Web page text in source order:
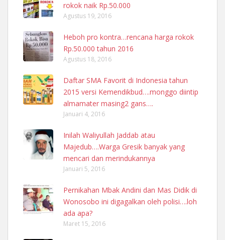
rokok naik Rp.50.000
Agustus 19, 2016
Heboh pro kontra…rencana harga rokok
Rp.50.000 tahun 2016
Agustus 18, 2016
Daftar SMA Favorit di Indonesia tahun
2015 versi Kemendikbud….monggo diintip
almamater masing2 gans….
Januari 4, 2016
Inilah Waliyullah Jaddab atau
Majedub….Warga Gresik banyak yang
mencari dan merindukannya
Januari 5, 2016
Pernikahan Mbak Andini dan Mas Didik di
Wonosobo ini digagalkan oleh polisi….loh
ada apa?
Maret 15, 2016